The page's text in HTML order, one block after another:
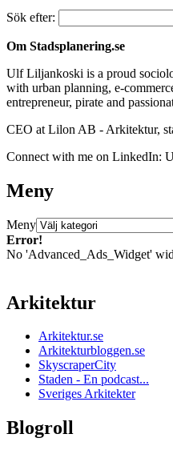
Sök efter:
Om Stadsplanering.se
Ulf Liljankoski is a proud
with urban planning, e-
entrepreneur, pirate and
CEO at Lilon AB - Arkitektur,
Connect with me on LinkedIn:
Meny
Meny
Error!
No 'Advanced_Ads_Widget'
Arkitektur
Arkitektur.se
Arkitekturbloggen.se
SkyscraperCity
Staden - En podcast...
Sveriges Arkitekter
Blogroll